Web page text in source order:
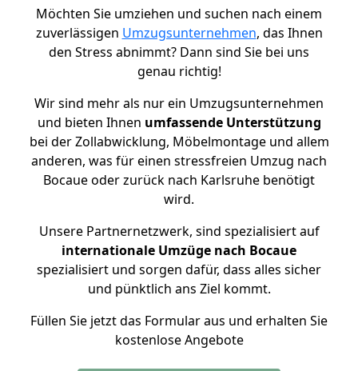
Möchten Sie umziehen und suchen nach einem
zuverlässigen Umzugsunternehmen, das Ihnen
den Stress abnimmt? Dann sind Sie bei uns
genau richtig!
Wir sind mehr als nur ein Umzugsunternehmen
und bieten Ihnen umfassende Unterstützung
bei der Zollabwicklung, Möbelmontage und allem
anderen, was für einen stressfreien Umzug nach
Bocaue oder zurück nach Karlsruhe benötigt
wird.
Unsere Partnernetzwerk, sind spezialisiert auf
internationale Umzüge nach Bocaue
spezialisiert und sorgen dafür, dass alles sicher
und pünktlich ans Ziel kommt.
Füllen Sie jetzt das Formular aus und erhalten Sie
kostenlose Angebote